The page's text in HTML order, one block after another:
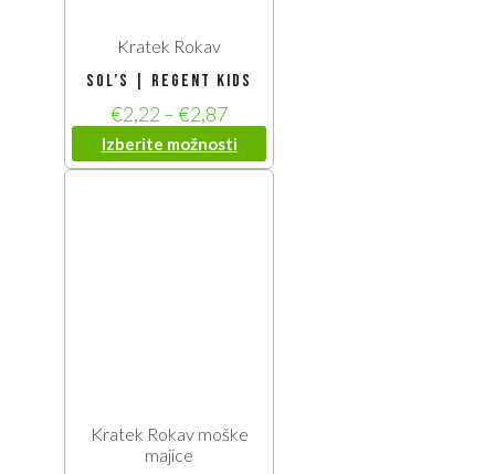
Kratek Rokav
SOL’S | Regent Kids
€2,22 –€2,87
Izberite možnosti
Kratek Rokav moške
majice